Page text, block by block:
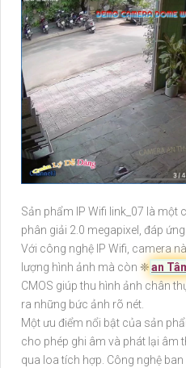
Sản phẩm IP Wifi link_07 là
phân giải 2.0 megapixel, đáp
Với công nghệ IP Wifi, camera
lượng hình ảnh mà còn ❈an
CMOS giúp thu hình ảnh chân
ra những bức ảnh rõ nét.
Một ưu điểm nổi bật của sản
cho phép ghi âm và phát lại âm
qua loa tích hợp. Công nghệ